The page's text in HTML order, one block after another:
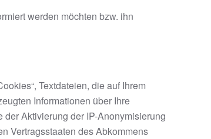
werden möchten bzw. ihn
Textdateien, die auf Ihrem
Informationen über Ihre
Aktivierung der IP-Anonymisierung
Vertragsstaaten des Abkommens